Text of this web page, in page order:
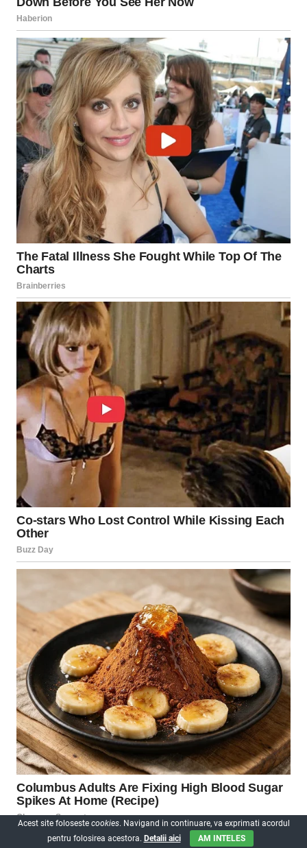
Acest site foloseste cookies. Navigand in continuare, va exprimati acordul
pentru folosirea acestora. Detalii aici AM INTELES